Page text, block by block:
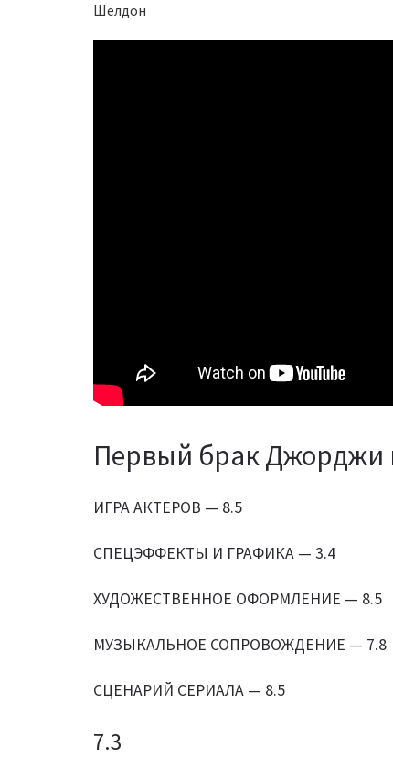
Шелдон
Первый брак Джорджи
ИГРА АКТЕРОВ — 8.5
СПЕЦЭФФЕКТЫ И ГРАФИКА — 3.4
ХУДОЖЕСТВЕННОЕ ОФОРМЛЕНИЕ — 8.5
МУЗЫКАЛЬНОЕ СОПРОВОЖДЕНИЕ — 7.8
СЦЕНАРИЙ СЕРИАЛА — 8.5
7.3